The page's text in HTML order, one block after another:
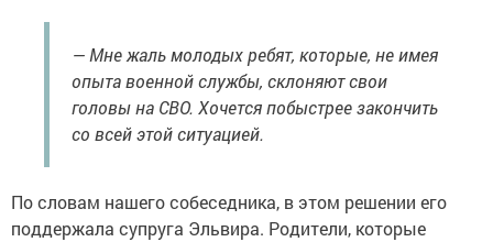
— Мне жаль молодых ребят, которые, не имея
опыта военной службы, склоняют свои
головы на СВО. Хочется побыстрее закончить
со всей этой ситуацией.
По словам нашего собеседника, в этом решении его
поддержала супруга Эльвира. Родители, которые